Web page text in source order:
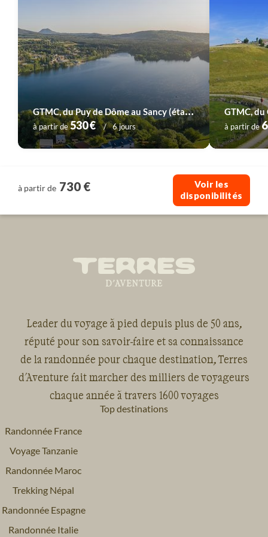
Voyage
Vallée de la Loire
G
TMC, du Puy de Dôme au Sancy (étape 1)
à partir de530 € 6 jours
GTMC,
à partir de
à partir de 730 €
Voir les
disponibilités
Leader du voyage à pied depuis plus de 50 ans,
réputé pour son savoir-faire et sa connaissance
de la randonnée pour chaque destination, Terres
d'Aventure fait marcher des milliers de voyageurs
chaque année à travers 1600 voyages
Top destinations
Randonnée France
Voyage Tanzanie
Randonnée Maroc
Trekking Népal
Randonnée Espagne
Randonnée Italie